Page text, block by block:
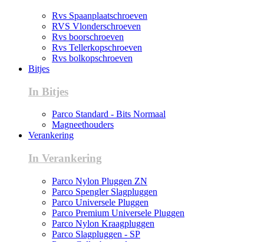
Rvs Spaanplaatschroeven
RVS Vlonderschroeven
Rvs boorschroeven
Rvs Tellerkopschroeven
Rvs bolkopschroeven
Bitjes
In Bitjes
Parco Standard - Bits Normaal
Magneethouders
Verankering
In Verankering
Parco Nylon Pluggen ZN
Parco Spengler Slagpluggen
Parco Universele Pluggen
Parco Premium Universele Pluggen
Parco Nylon Kraagpluggen
Parco Slagpluggen - SP